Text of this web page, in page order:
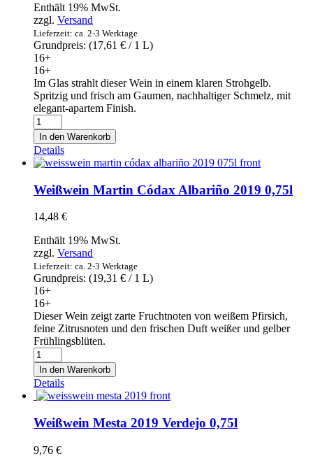
Enthält 19% MwSt.
zzgl. Versand
Lieferzeit: ca. 2-3 Werktage
Grundpreis: (17,61 € / 1 L)
16+
16+
Im Glas strahlt dieser Wein in einem klaren Strohgelb.
Spritzig und frisch am Gaumen, nachhaltiger Schmelz, mit
elegant-apartem Finish.
Weißwein
Marqués
de
Riscal
2019
0,75l
Menge
In den Warenkorb
Details
Weißwein Martin Códax Albariño 2019 0,75l
14,48 €
Enthält 19% MwSt.
zzgl. Versand
Lieferzeit: ca. 2-3 Werktage
Grundpreis: (19,31 € / 1 L)
16+
16+
Dieser Wein zeigt zarte Fruchtnoten von weißem Pfirsich,
feine Zitrusnoten und den frischen Duft weißer und gelber
Frühlingsblüten.
Weißwein
Martin
Códax
Albariño
2019
0,75l
Menge
In den Warenkorb
Details
Weißwein Mesta 2019 Verdejo 0,75l
9,76 €